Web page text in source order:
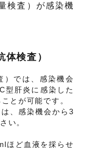
検査）が感染機
検査）
）では、感染機会
型肝炎に感染した
とが可能です。
、感染機会から3
い。
ほど血液を採らせ